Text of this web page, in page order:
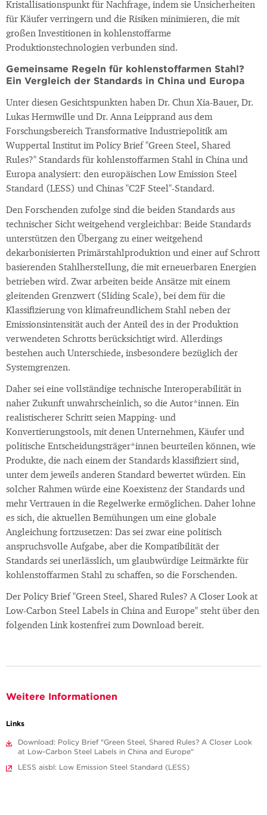
Kristallisationspunkt für Nachfrage, indem sie Unsicherheiten
für Käufer verringern und die Risiken minimieren, die mit
großen Investitionen in kohlenstoffarme
Produktionstechnologien verbunden sind.
Gemeinsame Regeln für kohlenstoffarmen Stahl?
Ein Vergleich der Standards in China und Europa
Unter diesen Gesichtspunkten haben Dr. Chun Xia-Bauer, Dr.
Lukas Hermwille und Dr. Anna Leipprand aus dem
Forschungsbereich Transformative Industriepolitik am
Wuppertal Institut im Policy Brief "Green Steel, Shared
Rules?" Standards für kohlenstoffarmen Stahl in China und
Europa analysiert: den europäischen Low Emission Steel
Standard (LESS) und Chinas "C2F Steel"-Standard.
Den Forschenden zufolge sind die beiden Standards aus
technischer Sicht weitgehend vergleichbar: Beide Standards
unterstützen den Übergang zu einer weitgehend
dekarbonisierten Primärstahlproduktion und einer auf Schrott
basierenden Stahlherstellung, die mit erneuerbaren Energien
betrieben wird. Zwar arbeiten beide Ansätze mit einem
gleitenden Grenzwert (Sliding Scale), bei dem für die
Klassifizierung von klimafreundlichem Stahl neben der
Emissionsintensität auch der Anteil des in der Produktion
verwendeten Schrotts berücksichtigt wird. Allerdings
bestehen auch Unterschiede, insbesondere bezüglich der
Systemgrenzen.
Daher sei eine vollständige technische Interoperabilität in
naher Zukunft unwahrscheinlich, so die Autor*innen. Ein
realistischerer Schritt seien Mapping- und
Konvertierungstools, mit denen Unternehmen, Käufer und
politische Entscheidungsträger*innen beurteilen können, wie
Produkte, die nach einem der Standards klassifiziert sind,
unter dem jeweils anderen Standard bewertet würden. Ein
solcher Rahmen würde eine Koexistenz der Standards und
mehr Vertrauen in die Regelwerke ermöglichen. Daher lohne
es sich, die aktuellen Bemühungen um eine globale
Angleichung fortzusetzen: Das sei zwar eine politisch
anspruchsvolle Aufgabe, aber die Kompatibilität der
Standards sei unerlässlich, um glaubwürdige Leitmärkte für
kohlenstoffarmen Stahl zu schaffen, so die Forschenden.
Der Policy Brief "Green Steel, Shared Rules? A Closer Look at
Low-Carbon Steel Labels in China and Europe" steht über den
folgenden Link kostenfrei zum Download bereit.
Weitere Informationen
Links
Download: Policy Brief "Green Steel, Shared Rules? A Closer Look
at Low-Carbon Steel Labels in China and Europe"
LESS aisbl: Low Emission Steel Standard (LESS)